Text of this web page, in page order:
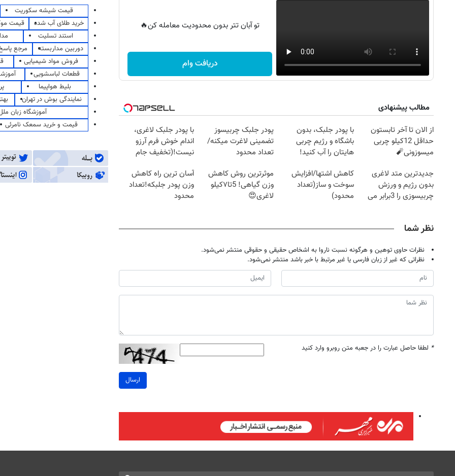
تو آبان تتر بدون محدودیت معامله کن🔥
دریافت وام
مطالب پیشنهادی
از الان تا آخر تابستون
حداقل 12کیلو چربی
میسوزونی🧨
با پودر جلبک، بدون
باشگاه و رژیم چربی
هایتان را آب کنید!
پودر جلبک چربیسوز
تضمینی لاغرت میکنه/
تعداد محدود
با پودر جلبک لاغری،
اندام خوش فرم آرزو
نیست!(تخفیف جام
جدیدترین متد لاغری
بدون رژیم و ورزش
چربیسوزی را 3برابر می
کاهش اشتها/افزایش
سوخت و ساز(تعداد
محدود)
موثرترین روش کاهش
وزن گیاهی! 5تا۷کیلو
لاغری😍
آسان ترین راه کاهش
وزن پودر جلبکه!تعداد
محدود
نظر شما
نظرات حاوی توهین و هرگونه نسبت ناروا به اشخاص حقیقی و حقوقی منتشر نمی‌شود.
نظراتی که غیر از زبان فارسی یا غیر مرتبط با خبر باشد منتشر نمی‌شود.
* لطفا حاصل عبارت را در جعبه متن روبرو وارد کنید
ارسال
قیمت شیشه سکوریت
خرید طلای آب شده
قیمت
استند تسلیت
دوربین مداربسته
مرجع
فروش مواد شیمیایی
قطعات لباسشویی
بلیط هواپیما
نمایندگی بوش در تهران
آموزشگاه زبان
قیمت و خرید سمعک نامرئی